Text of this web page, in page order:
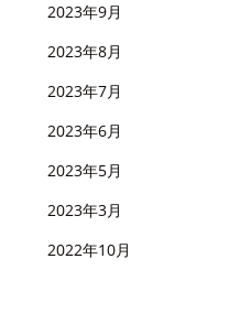
2023年9月
2023年8月
2023年7月
2023年6月
2023年5月
2023年3月
2022年10月